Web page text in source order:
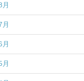
月
月
月
月